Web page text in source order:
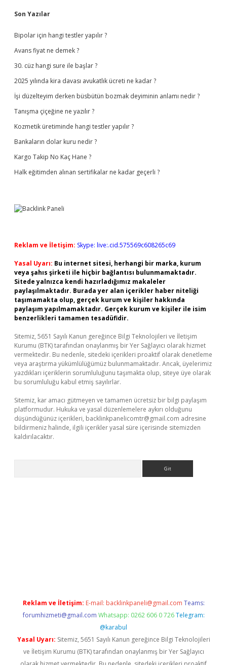
Sidebar
Son Yazılar
Bipolar için hangi testler yapılır ?
Avans fiyat ne demek ?
30. cüz hangi sure ile başlar ?
2025 yılında kira davası avukatlık ücreti ne kadar ?
İşi düzelteyim derken büsbütün bozmak deyiminin anlamı nedir ?
Tanışma çiçeğine ne yazılır ?
Kozmetik üretiminde hangi testler yapılır ?
Bankaların dolar kuru nedir ?
Kargo Takip No Kaç Hane ?
Halk eğitimden alınan sertifikalar ne kadar geçerli ?
Reklam ve İletişim: Skype: live:.cid.575569c608265c69
Yasal Uyarı: Bu internet sitesi, herhangi bir marka, kurum
veya şahıs şirketi ile hiçbir bağlantısı bulunmamaktadır.
Sitede yalnızca kendi hazırladığımız makaleler
paylaşılmaktadır. Burada yer alan içerikler haber niteliği
taşımamakta olup, gerçek kurum ve kişiler hakkında
paylaşım yapılmamaktadır. Gerçek kurum ve kişiler ile isim
benzerlikleri tamamen tesadüfidir.
Sitemiz, 5651 Sayılı Kanun gereğince Bilgi Teknolojileri ve İletişim
Kurumu (BTK) tarafından onaylanmış bir Yer Sağlayıcı olarak hizmet
vermektedir. Bu nedenle, sitedeki içerikleri proaktif olarak denetleme
veya araştırma yükümlülüğümüz bulunmamaktadır. Ancak, üyelerimiz
yazdıkları içeriklerin sorumluluğunu taşımakta olup, siteye üye olarak
bu sorumluluğu kabul etmiş sayılırlar.
Sitemiz, kar amacı gütmeyen ve tamamen ücretsiz bir bilgi paylaşım
platformudur. Hukuka ve yasal düzenlemelere aykırı olduğunu
düşündüğünüz içerikleri, backlinkpanelicomtr@gmail.com adresine
bildirmeniz halinde, ilgili içerikler yasal süre içerisinde sitemizden
kaldırılacaktır.
Reklam ve İletişim: E-mail: backlinkpaneli@gmail.com Teams:
forumhizmeti@gmail.com Whatsapp: 0262 606 0 726 Telegram:
@karabul
Yasal Uyarı: Sitemiz, 5651 Sayılı Kanun gereğince Bilgi Teknolojileri
ve İletişim Kurumu (BTK) tarafından onaylanmış bir Yer Sağlayıcı